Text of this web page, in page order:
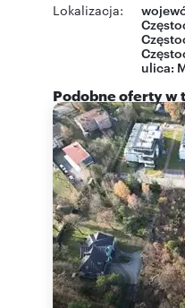
Lokalizacja:
ulica:
Podobne oferty w